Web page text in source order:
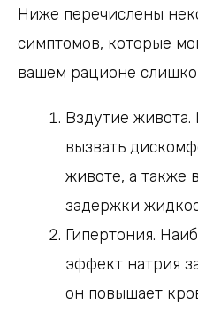
Ниже перечислены
симптомов, которые
вашем рационе
Вздутие
вызвать
животе, а также
задержки
Гипертония.
эффект натрия
он повышает